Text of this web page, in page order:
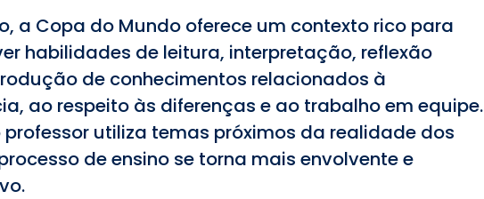
a Copa do Mundo oferece um contexto rico para
habilidades de leitura, interpretação, reflexão
de conhecimentos relacionados à
ao respeito às diferenças e ao trabalho em equipe.
professor utiliza temas próximos da realidade dos
de ensino se torna mais envolvente e